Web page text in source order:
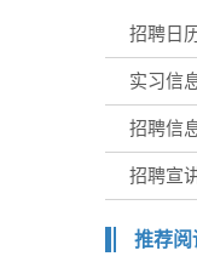
招聘日
实习信
招聘信
招聘宣
推荐阅